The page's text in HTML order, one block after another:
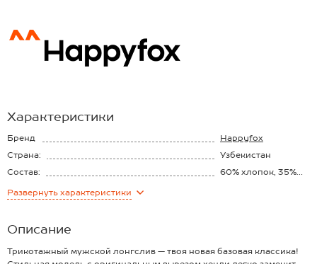
Характеристики
Бренд
Happyfox
Страна:
Узбекистан
Состав:
60% хлопок, 35%
Материал:
Развернуть характеристики
Описание
Трикотажный мужской лонгслив — твоя новая базовая классика!